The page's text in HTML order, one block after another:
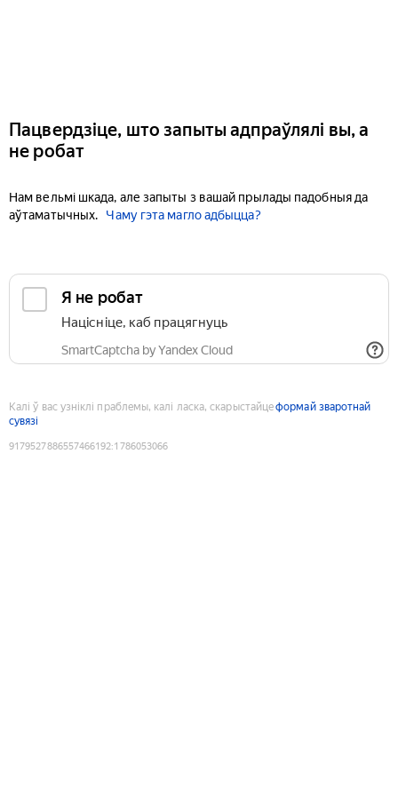
Пацвердзіце, што запыты адпраўлялі вы, а
не робат
Нам вельмі шкада, але запыты з вашай прылады падобныя да
аўтаматычных.
Чаму гэта магло адбыцца?
Я не робат
Націсніце, каб працягнуць
SmartCaptcha by Yandex Cloud
Калі ў вас узніклі праблемы, калі ласка, скарыстайцеформай зваротнай
сувязі
9179527886557466192:1786053066